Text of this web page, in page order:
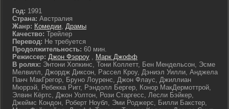
Год: 1991
Страна: Австралия
Жанр: Комедии, Драмы
Качество: Трейлер
Перевод: Не требуется
Продолжительность: 60 мин.
Режиссер: Джон Фэрроу , Марк Джофф
В ролях: Энтони Хопкинс, Тони Коллетт, Бен Мендельсон, Эсме
Мелвилл, Джордж Диксон, Рассел Кроу, Дэниэл Уилли, Анджела
Панч МакГрегор, Бруно Лоуренс, Джон Флаус, Джиллиан
Мюррэй, Ребекка Ригг, Рэндолл Бергер, Конор МакДермоттрой,
Элвин Кёртс, Джон Уолтон, Рози Старгесс, Лесли Бэйкер,
Джеймс Кондон, Роберт Ноубл, Эми Роджерс, Билли Бакстер,